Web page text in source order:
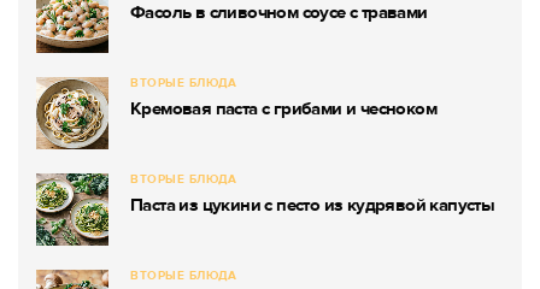
Фасоль в сливочном соусе с травами
ВТОРЫЕ БЛЮДА
Кремовая паста с грибами и чесноком
ВТОРЫЕ БЛЮДА
Паста из цукини с песто из кудрявой капусты
ВТОРЫЕ БЛЮДА